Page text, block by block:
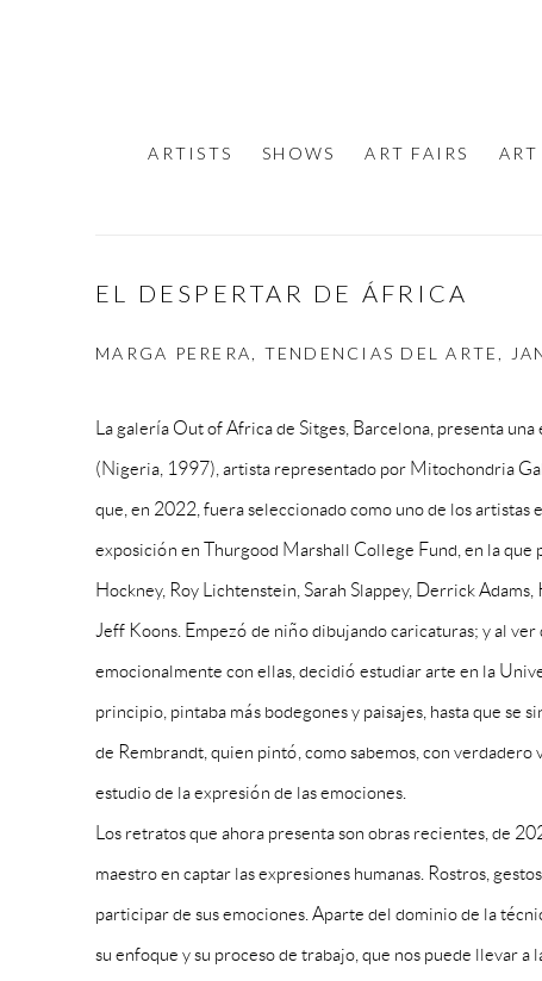
ARTISTS SHOWS ART FAIRS
EL DESPERTAR DE ÁFRICA
MARGA PERERA, TENDENCIAS DEL ARTE,
La galería Out of Africa de Sitges, Barcelona, presenta
(Nigeria, 1997), artista representado por Mitochondria
que, en 2022, fuera seleccionado como uno de los artistas
exposición en Thurgood Marshall College Fund, en la que
Hockney, Roy Lichtenstein, Sarah Slappey, Derrick
Jeff Koons. Empezó de niño dibujando caricaturas; y al ver
emocionalmente con ellas, decidió estudiar arte en la
principio, pintaba más bodegones y paisajes, hasta que se
de Rembrandt, quien pintó, como sabemos, con
estudio de la expresión de las emociones.
Los retratos que ahora presenta son obras recientes, de
maestro en captar las expresiones humanas. Rostros,
participar de sus emociones. Aparte del dominio de la
su enfoque y su proceso de trabajo, que nos puede llevar a